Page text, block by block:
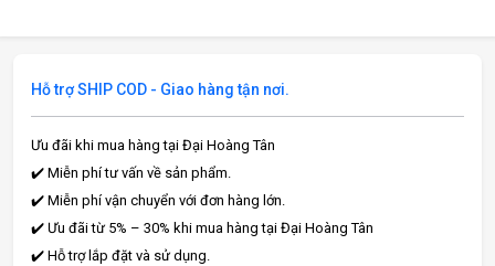
Hỗ trợ SHIP COD - Giao hàng tận nơi.
Ưu đãi khi mua hàng tại Đại Hoàng Tân
✔️ Miễn phí tư vấn về sản phẩm.
✔️ Miễn phí vận chuyển với đơn hàng lớn.
✔️ Ưu đãi từ 5% – 30% khi mua hàng tại Đại Hoàng Tân
✔️ Hỗ trợ lắp đặt và sử dụng.